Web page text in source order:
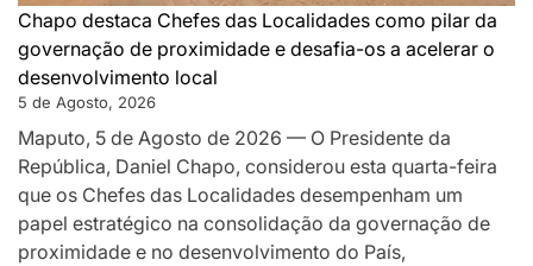
SILENCIOU
AS
ARMAS
EM
MOÇAMBIQUE
Chapo destaca Chefes das Localidades como pilar da
governação de proximidade e desafia-os a acelerar o
desenvolvimento local
5 de Agosto, 2026
Maputo, 5 de Agosto de 2026 — O Presidente da
República, Daniel Chapo, considerou esta quarta-feira
que os Chefes das Localidades desempenham um
papel estratégico na consolidação da governação de
proximidade e no desenvolvimento do País,